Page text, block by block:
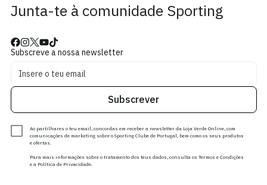
Junta-te à comunidade Sporting
Subscreve a nossa newsletter
Subscrever
Ao partilhares o teu email, concordas em receber a newsletter da Loja Verde Online, com
comunicações de marketing sobre o Sporting Clube de Portugal, bem como os seus produtos
e ofertas.
Para mais informações sobre o tratamento dos teus dados, consulta os Termos e Condições
e a Política de Privacidade.